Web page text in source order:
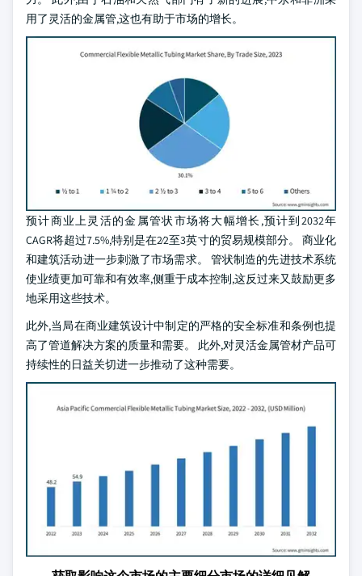
用了灵活的金属管,这也有助于市场的增长。
预计商业上灵活的金属管状市场将大幅增长,预计到2032年
CAGR将超过7.5%,特别是在2⁄2至3英寸的贸易规模部分。 商业化
和建筑活动进一步刺激了市场需求。 管状制造的先进技术系统
使业绩更加可靠和有效率,侧重于成本控制,这反过来又鼓励更多
地采用这些技术。
此外,当局在商业建筑设计中制定的严格的安全标准和条例也提
高了管道解决方案的质量和需要。 此外,对灵活金属管材产品可
持续性的日益关切进一步推动了这种需要。